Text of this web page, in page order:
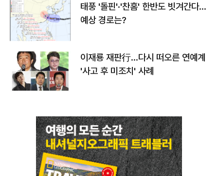
태풍 '돌핀'·'찬홈' 한반도 빗겨간다…
예상 경로는?
이재룡 재판行…다시 떠오른 연예계
'사고 후 미조치' 사례